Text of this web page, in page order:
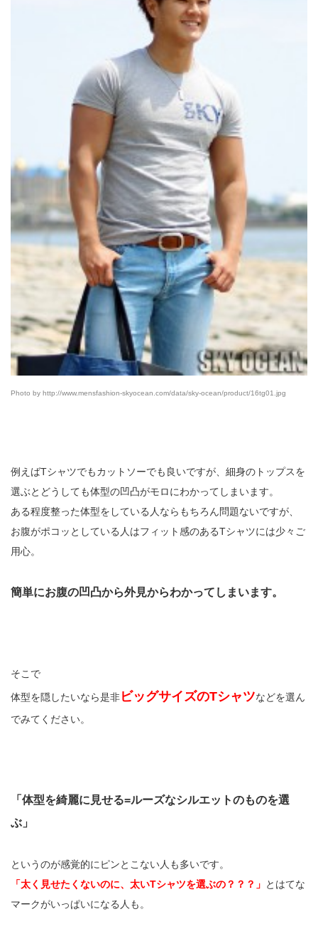
Photo by http://www.mensfashion-skyocean.com/data/sky-ocean/product/16tg01.jpg
例えばTシャツでもカットソーでも良いですが、細身のトップスを
選ぶとどうしても体型の凹凸がモロにわかってしまいます。
ある程度整った体型をしている人ならもちろん問題ないですが、
お腹がポコッとしている人はフィット感のあるTシャツには少々ご
用心。
簡単にお腹の凹凸から外見からわかってしまいます。
そこで
体型を隠したいなら是非ビッグサイズのTシャツなどを選ん
でみてください。
「体型を綺麗に見せる=ルーズなシルエットのものを選
ぶ」
というのが感覚的にピンとこない人も多いです。
「太く見せたくないのに、太いTシャツを選ぶの？？？」 とはてな
マークがいっぱいになる人も。